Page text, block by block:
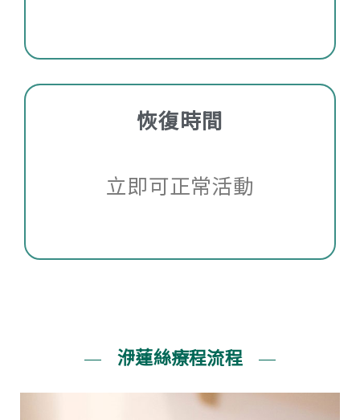
恢復時間
立即可正常活動
洢蓮絲療程流程